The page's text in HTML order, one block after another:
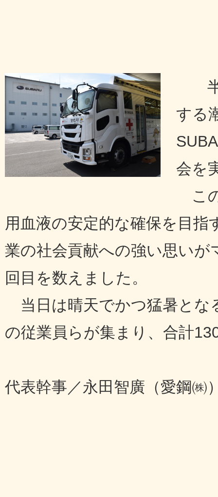
する
会を
こ
用血液の安定的な確保を目
業の社会貢献への強い思い
回目を数えました。
当日は晴天でかつ猛暑とな
の従業員らが集まり、合計
代表幹事／永田智廣（愛鋼㈱